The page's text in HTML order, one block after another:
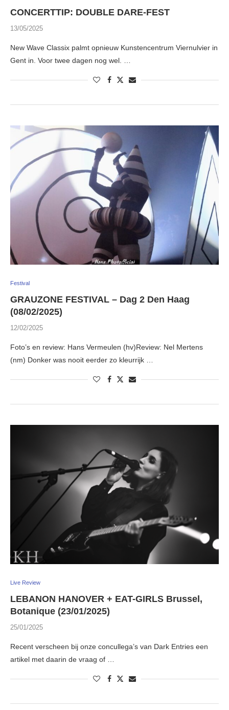
CONCERTTIP: DOUBLE DARE-FEST
13/05/2025
New Wave Classix palmt opnieuw Kunstencentrum Viernulvier in
Gent in. Voor twee dagen nog wel. …
Festival
GRAUZONE FESTIVAL – Dag 2 Den Haag
(08/02/2025)
12/02/2025
Foto’s en review: Hans Vermeulen (hv)Review: Nel Mertens
(nm) Donker was nooit eerder zo kleurrijk …
Live Review
LEBANON HANOVER + EAT-GIRLS Brussel,
Botanique (23/01/2025)
25/01/2025
Recent verscheen bij onze concullega’s van Dark Entries een
artikel met daarin de vraag of …